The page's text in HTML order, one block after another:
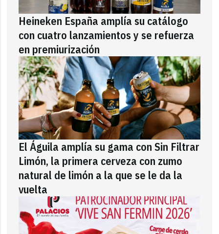
Heineken España amplía su catálogo
con cuatro lanzamientos y se refuerza
en premiurización
El Águila amplía su gama con Sin Filtrar
Limón, la primera cerveza con zumo
natural de limón a la que se le da la
vuelta